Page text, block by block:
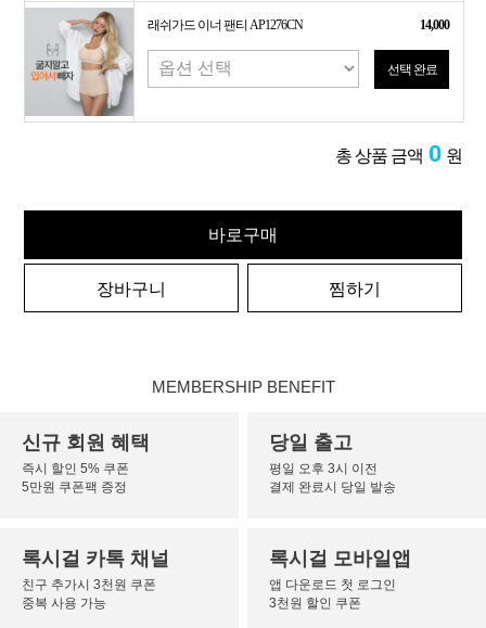
래쉬가드 이너 팬티 AP1276CN 14,000
선택 완료
총 상품 금액 0 원
바로구매
장바구니 찜하기
MEMBERSHIP BENEFIT
신규 회원 혜택
즉시 할인 5% 쿠폰
5만원 쿠폰팩 증정
당일 출고
평일 오후 3시 이전
결제 완료시 당일 발송
록시걸 카톡 채널
친구 추가시 3천원 쿠폰
중복 사용 가능
록시걸 모바일앱
앱 다운로드 첫 로그인
3천원 할인 쿠폰